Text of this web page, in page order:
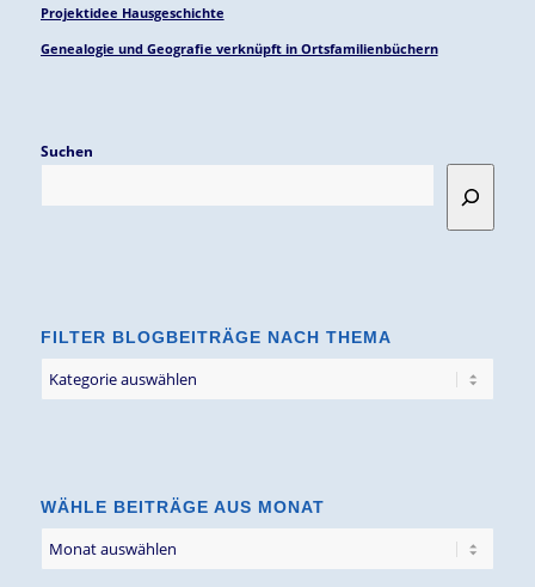
Projektidee Hausgeschichte
Genealogie und Geografie verknüpft in Ortsfamilienbüchern
Suchen
FILTER BLOGBEITRÄGE NACH THEMA
Blogbeiträge
WÄHLE BEITRÄGE AUS MONAT